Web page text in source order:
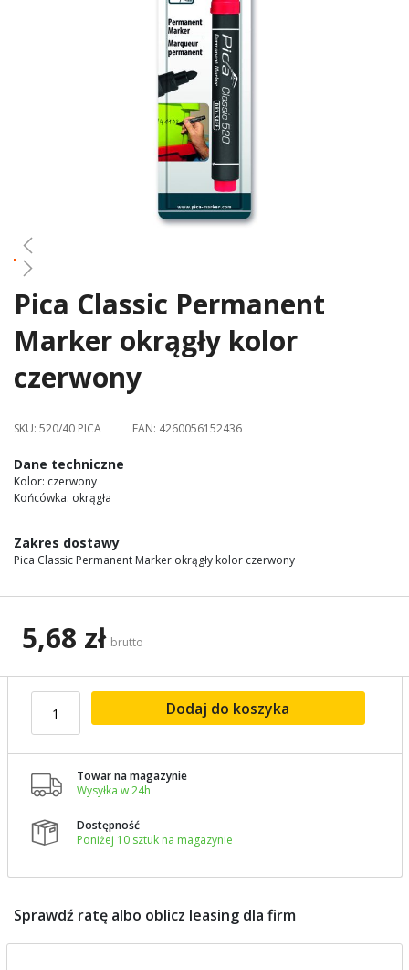
Skip
the
of
images
Pica Classic Permanent
Marker okrągły kolor
czerwony
SKU: 520/40 PICA EAN: 4260056152436
Dane techniczne
Kolor: czerwony
Końcówka: okrągła
Zakres dostawy
Pica Classic Permanent Marker okrągły kolor czerwony
5,68 zł brutto
Dodaj do koszyka

Towar na magazynie
Wysyłka w 24h

Dostępność
Poniżej 10 sztuk na magazynie
Sprawdź ratę albo oblicz leasing dla firm